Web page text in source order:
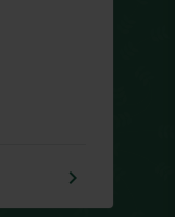
keyboard_arrow_right